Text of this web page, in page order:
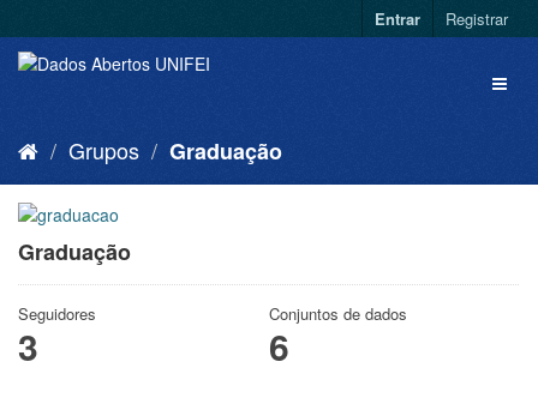
Entrar Registrar
Grupos Graduação
Graduação
Seguidores
3
Conjuntos de dados
6